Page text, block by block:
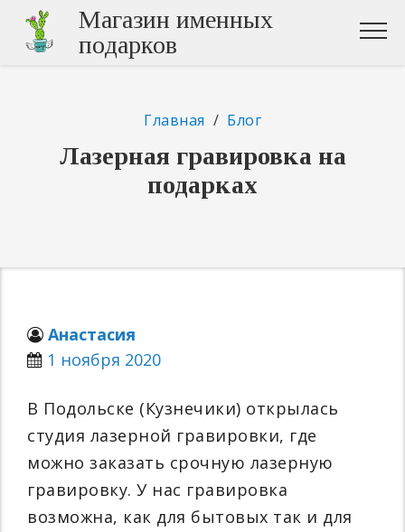
Магазин именных
подарков
Главная / Блог
Лазерная гравировка на
подарках
Анастасия
1 ноября 2020
В Подольске (Кузнечики) открылась
студия лазерной гравировки, где
можно заказать срочную лазерную
гравировку. У нас гравировка
возможна, как для бытовых так и для